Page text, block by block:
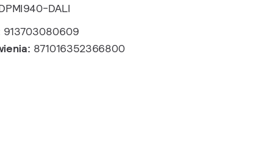
DALI
913703080609
871016352366800